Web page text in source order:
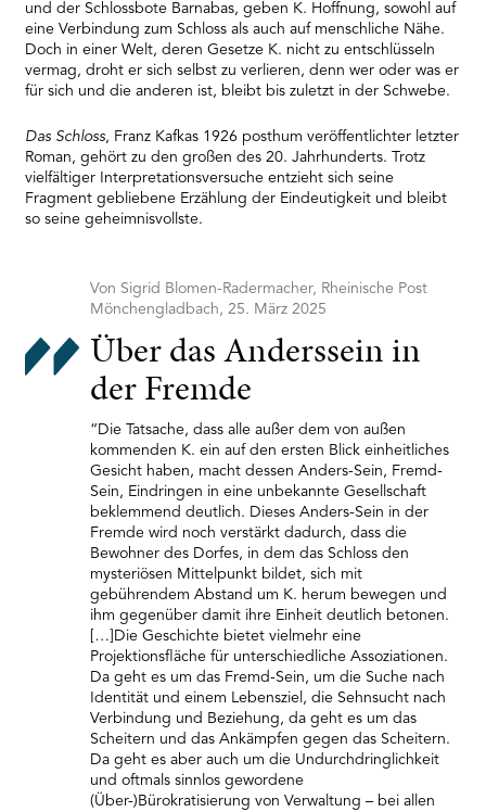
und der Schlossbote Barnabas, geben K. Hoffnung, sowohl auf
eine Verbindung zum Schloss als auch auf menschliche Nähe.
Doch in einer Welt, deren Gesetze K. nicht zu entschlüsseln
vermag, droht er sich selbst zu verlieren, denn wer oder was er
für sich und die anderen ist, bleibt bis zuletzt in der Schwebe.
Das Schloss, Franz Kafkas 1926 posthum veröffentlichter letzter
Roman, gehört zu den großen des 20. Jahrhunderts. Trotz
vielfältiger Interpretationsversuche entzieht sich seine
Fragment gebliebene Erzählung der Eindeutigkeit und bleibt
so seine geheimnisvollste.
Von Sigrid Blomen-Radermacher, Rheinische Post
Mönchengladbach, 25. März 2025
Über das Anderssein in
der Fremde
“Die Tatsache, dass alle außer dem von außen
kommenden K. ein auf den ersten Blick einheitliches
Gesicht haben, macht dessen Anders-Sein, Fremd-
Sein, Eindringen in eine unbekannte Gesellschaft
beklemmend deutlich. Dieses Anders-Sein in der
Fremde wird noch verstärkt dadurch, dass die
Bewohner des Dorfes, in dem das Schloss den
mysteriösen Mittelpunkt bildet, sich mit
gebührendem Abstand um K. herum bewegen und
ihm gegenüber damit ihre Einheit deutlich betonen.
[…]Die Geschichte bietet vielmehr eine
Projektionsfläche für unterschiedliche Assoziationen.
Da geht es um das Fremd-Sein, um die Suche nach
Identität und einem Lebensziel, die Sehnsucht nach
Verbindung und Beziehung, da geht es um das
Scheitern und das Ankämpfen gegen das Scheitern.
Da geht es aber auch um die Undurchdringlichkeit
und oftmals sinnlos gewordene
(Über-)Bürokratisierung von Verwaltung – bei allen